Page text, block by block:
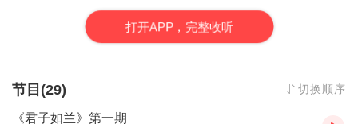
打开APP，完整收听
节目(29) 切换顺序
《君子如兰》第一期